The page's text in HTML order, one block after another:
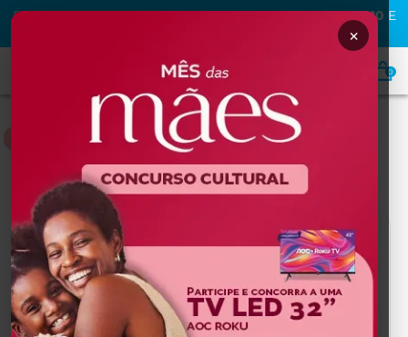
PRIMEIRA COMPRA NA MAFRA? USE O CUPOMMAFRA10 E
0
DERMOCOSMÉTICOS
DERMOCOSMÉTICOS
×